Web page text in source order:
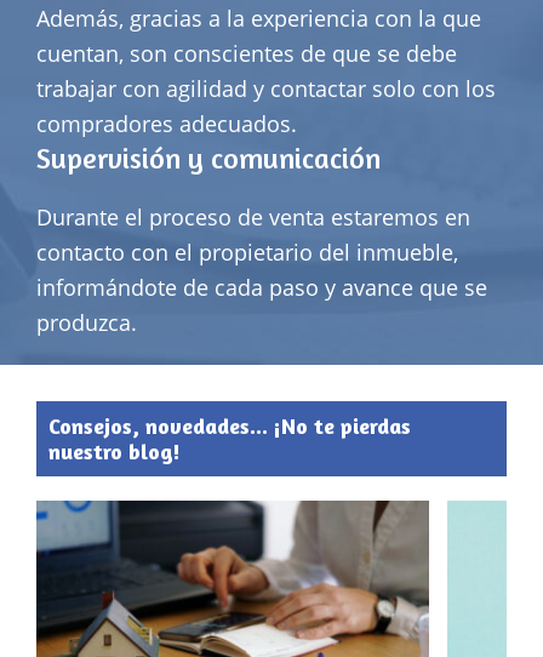
Además, gracias a la experiencia con la que
cuentan, son conscientes de que se debe
trabajar con agilidad y contactar solo con los
compradores adecuados.
Supervisión y comunicación
Durante el proceso de venta estaremos en
contacto con el propietario del inmueble,
informándote de cada paso y avance que se
produzca.
Consejos, novedades... ¡No te pierdas
nuestro blog!